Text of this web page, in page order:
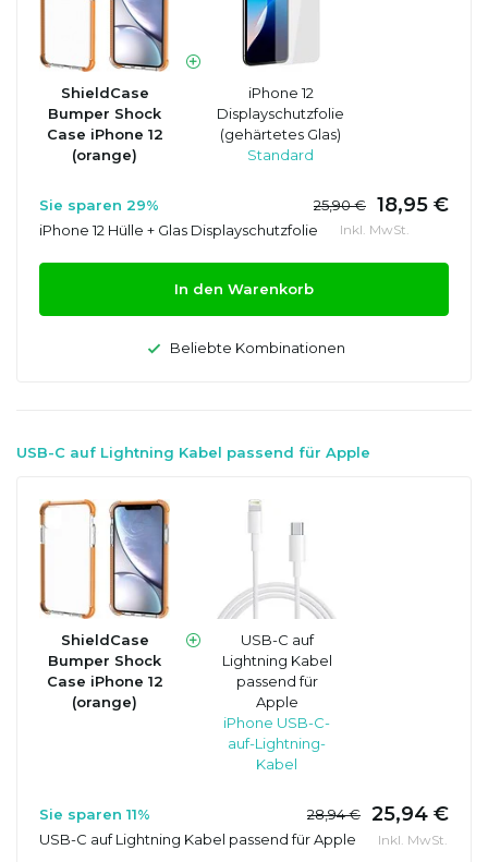
ShieldCase
Bumper Shock
Case iPhone 12
(orange)
iPhone 12
Displayschutzfolie
(gehärtetes Glas)
Standard
Sie sparen 29% 25,90 € 18,95 €
iPhone 12 Hülle + Glas Displayschutzfolie Inkl. MwSt.
In den Warenkorb
Beliebte Kombinationen
USB-C auf Lightning Kabel passend für Apple
ShieldCase
Bumper Shock
Case iPhone 12
(orange)
USB-C auf
Lightning Kabel
passend für
Apple
iPhone USB-C-
auf-Lightning-
Kabel
Sie sparen 11% 28,94 € 25,94 €
USB-C auf Lightning Kabel passend für Apple Inkl. MwSt.